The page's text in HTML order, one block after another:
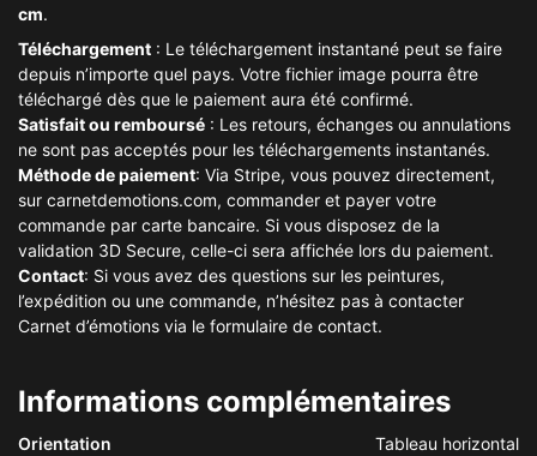
cm.
Téléchargement : Le téléchargement instantané peut se faire
depuis n’importe quel pays. Votre fichier image pourra être
téléchargé dès que le paiement aura été confirmé.
Satisfait ou remboursé : Les retours, échanges ou annulations
ne sont pas acceptés pour les téléchargements instantanés.
Méthode de paiement: Via Stripe, vous pouvez directement,
sur carnetdemotions.com, commander et payer votre
commande par carte bancaire. Si vous disposez de la
validation 3D Secure, celle-ci sera affichée lors du paiement.
Contact: Si vous avez des questions sur les peintures,
l’expédition ou une commande, n’hésitez pas à contacter
Carnet d’émotions via le formulaire de contact.
Informations complémentaires
Orientation Tableau horizontal